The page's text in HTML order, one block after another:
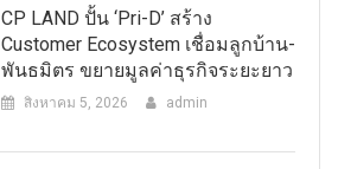
CP LAND ปั้น ‘Pri-D’ สร้าง
Customer Ecosystem เชื่อมลูกบ้าน-
พันธมิตร ขยายมูลค่าธุรกิจระยะยาว
สิงหาคม 5, 2026 admin